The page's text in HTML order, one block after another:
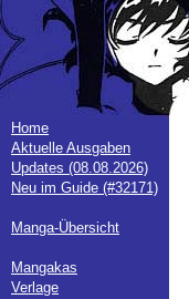
Home
Aktuelle Ausgaben
Updates (08.08.2026)
Neu im Guide (#32171)
Manga-Übersicht
Mangakas
Verlage